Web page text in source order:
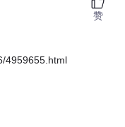
4959655.html
赞